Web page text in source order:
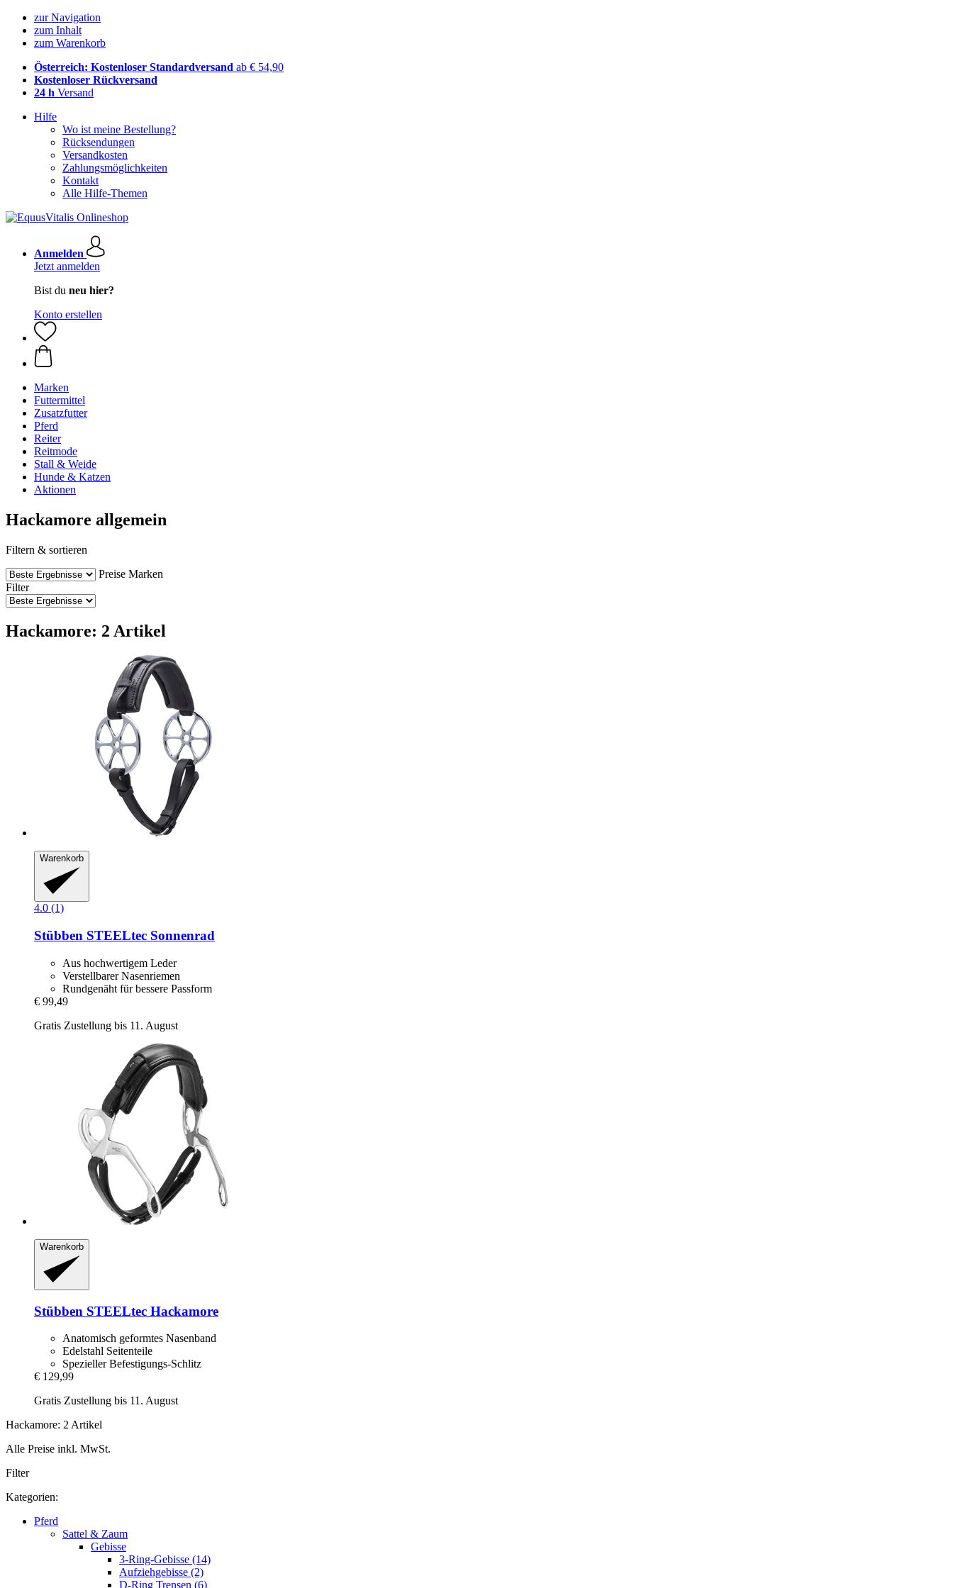
zur Navigation
zum Inhalt
zum Warenkorb
Österreich: Kostenloser Standardversand ab € 54,90
Kostenloser Rückversand
24 h Versand
Hilfe
Wo ist meine Bestellung?
Rücksendungen
Versandkosten
Zahlungsmöglichkeiten
Kontakt
Alle Hilfe-Themen
Anmelden
Jetzt anmelden
Bist du neu hier?
Konto erstellen
Marken
Futtermittel
Zusatzfutter
Pferd
Reiter
Reitmode
Stall & Weide
Hunde & Katzen
Aktionen
Hackamore allgemein
Filtern & sortieren
Preise Marken
Filter
Hackamore: 2 Artikel
Warenkorb
4.0 (1)
Stübben STEELtec Sonnenrad
Aus hochwertigem Leder
Verstellbarer Nasenriemen
Rundgenäht für bessere Passform
€ 99,49
Gratis Zustellung bis 11. August
Warenkorb
Stübben STEELtec Hackamore
Anatomisch geformtes Nasenband
Edelstahl Seitenteile
Spezieller Befestigungs-Schlitz
€ 129,99
Gratis Zustellung bis 11. August
Hackamore: 2 Artikel
Alle Preise inkl. MwSt.
Filter
Kategorien:
Pferd
Sattel & Zaum
Gebisse
3-Ring-Gebisse (14)
Aufziehgebisse (2)
D-Ring Trensen (6)